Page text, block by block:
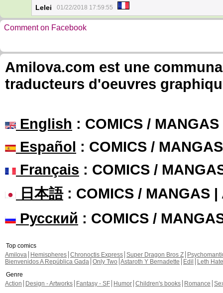
Lelei 01/22/2018 17:59:55
Comment on Facebook
Amilova.com est une
traducteurs d'oeuvres
English : COMICS /
Español : COMICS /
Français : COMICS /
日本語: COMICS / MANGAS |
Русский : COMICS /
Top comics
Amilova
Hemispheres Chronoctis Express Super Dragon Bros Z
Bienvenidos A República Gada Only Two Astaroth Y Bernadette Edil
Leth Hate
Genre
Action
Design - Artworks Fantasy - SF Humor Children's books Romance